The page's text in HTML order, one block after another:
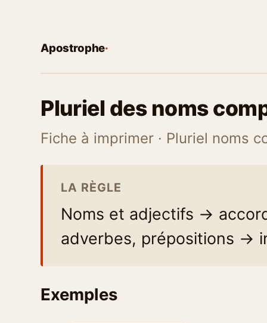
Apostrophe·
Pluriel des noms
Fiche à imprimer · Pluriel noms
LA RÈGLE
Noms et adjectifs →
adverbes, prépositions →
Exemples